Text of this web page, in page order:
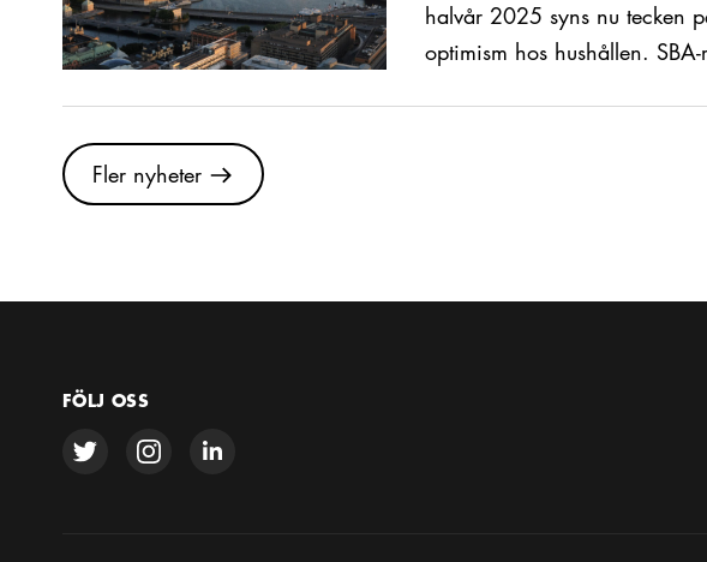
halvår 2025 syns nu tecken
optimism hos hushållen.
Gå till alla nyheter
Fler nyheter
FÖLJ OSS